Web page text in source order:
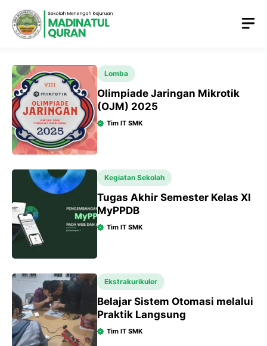
Lomba
Olimpiade Jaringan Mikrotik
(OJM) 2025
Tim IT SMK
Kegiatan Sekolah
Tugas Akhir Semester Kelas XI
MyPPDB
Tim IT SMK
Ekstrakurikuler
Belajar Sistem Otomasi melalui
Praktik Langsung
Tim IT SMK